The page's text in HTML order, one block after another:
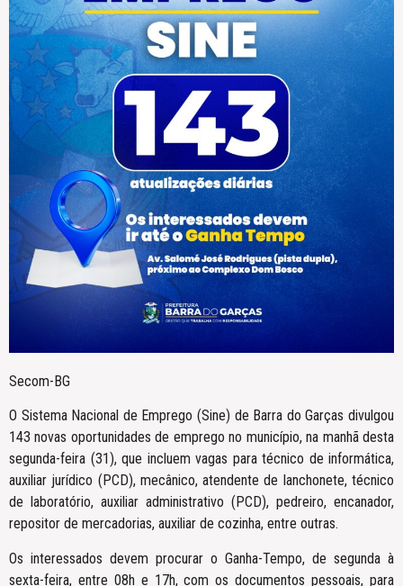
Secom-BG
O Sistema Nacional de Emprego (Sine) de Barra do Garças divulgou
143 novas oportunidades de emprego no município, na manhã desta
segunda-feira (31), que incluem vagas para técnico de informática,
auxiliar jurídico (PCD), mecânico, atendente de lanchonete, técnico
de laboratório, auxiliar administrativo (PCD), pedreiro, encanador,
repositor de mercadorias, auxiliar de cozinha, entre outras.
Os interessados devem procurar o Ganha-Tempo, de segunda à
sexta-feira, entre 08h e 17h, com os documentos pessoais, para